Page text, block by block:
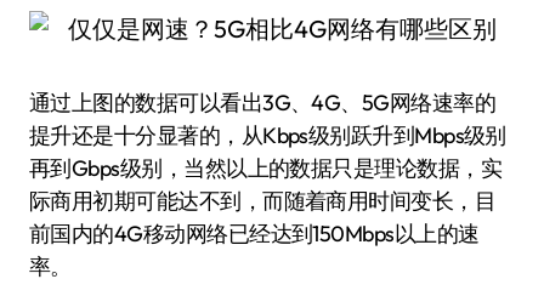
通过上图的数据可以看出3G、4G、5G网络速率的
提升还是十分显著的，从Kbps级别跃升到Mbps级别
再到Gbps级别，当然以上的数据只是理论数据，实
际商用初期可能达不到，而随着商用时间变长，目
前国内的4G移动网络已经达到150Mbps以上的速
率。